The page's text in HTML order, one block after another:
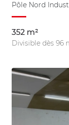
Pôle Nord
352 m²
Divisible dès 96